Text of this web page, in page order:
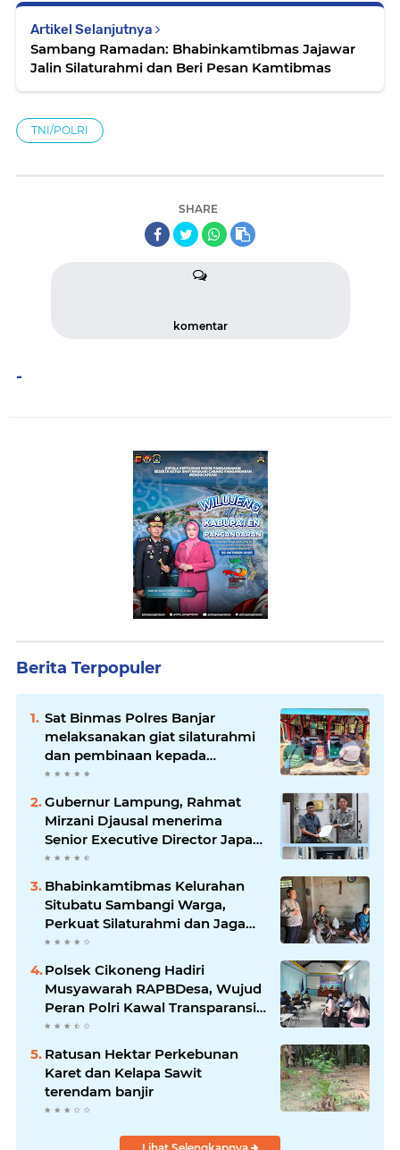
Artikel Selanjutnya
Sambang Ramadan: Bhabinkamtibmas Jajawar
Jalin Silaturahmi dan Beri Pesan Kamtibmas
TNI/POLRI
SHARE
komentar
-
Berita Terpopuler
Sat Binmas Polres Banjar
melaksanakan giat silaturahmi
dan pembinaan kepada
pelaksana Sat Kamling
Gubernur Lampung, Rahmat
Mirzani Djausal menerima
Senior Executive Director Japan
Association for Construction
pertemuan resmi
Bhabinkamtibmas Kelurahan
Situbatu Sambangi Warga,
Perkuat Silaturahmi dan Jaga
Kondusivitas Wilayah
Polsek Cikoneng Hadiri
Musyawarah RAPBDesa, Wujud
Peran Polri Kawal Transparansi
dan Kamtibmas Desa
Ratusan Hektar Perkebunan
Karet dan Kelapa Sawit
terendam banjir